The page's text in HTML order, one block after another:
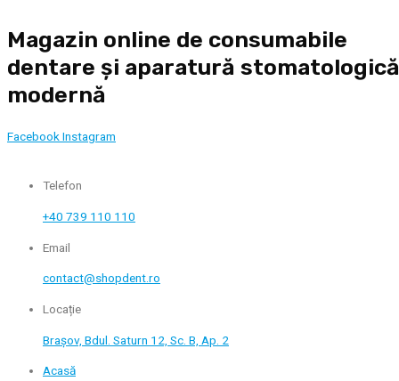
to
content
Magazin online de consumabile
dentare și aparatură stomatologică
modernă
FacebookInstagram
Telefon
+40 739 110 110
Email
contact@shopdent.ro
Locație
Brașov, Bdul. Saturn 12, Sc. B, Ap. 2
Acasă